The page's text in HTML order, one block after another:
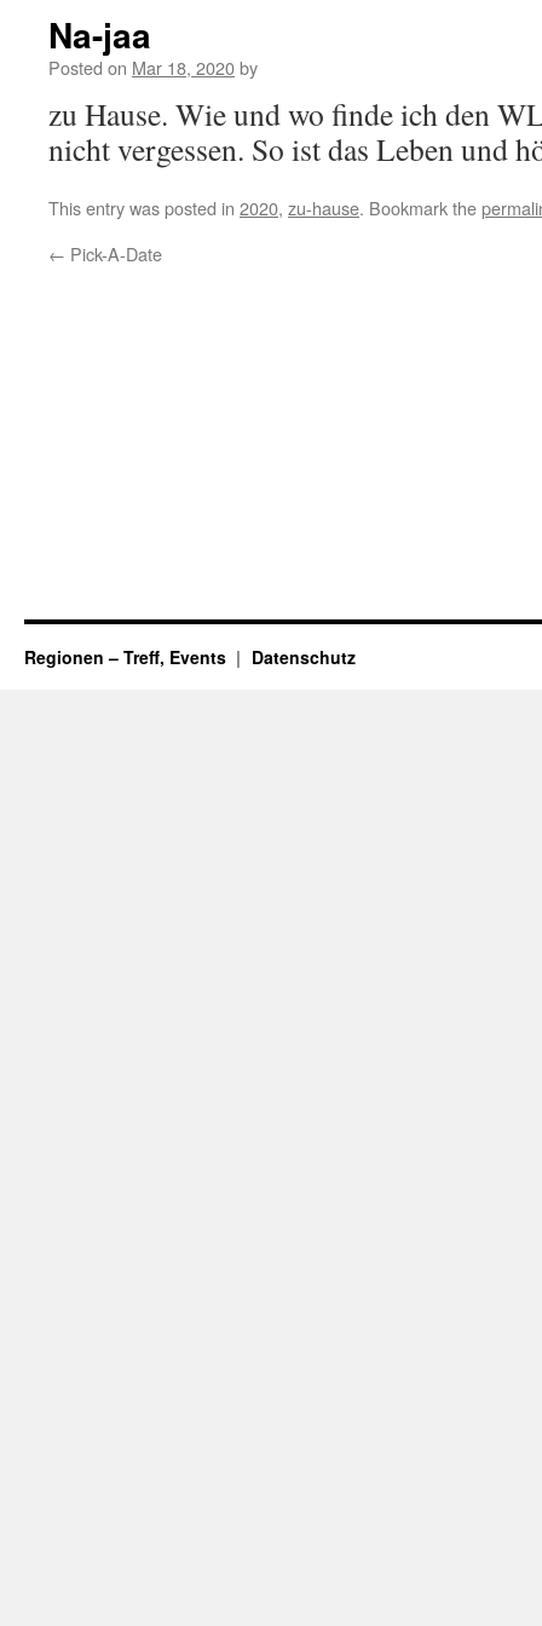
Na-jaa
Posted on Mar 18, 2020by
zu Hause. Wie und wo finde ich den
nicht vergessen. So ist das Leben und
This entry was posted in 2020, zu-hause. Bookmark the
← Pick-A-Date
Regionen – Treff, Events Datenschutz